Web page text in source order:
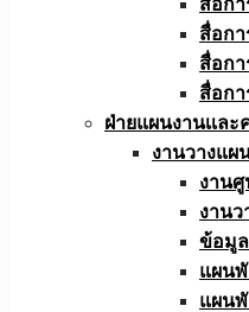
สื่อกา
สื่อกา
สื่อกา
สื่อกา
ฝ่ายแผนงานเเล
งานวางแผ
งาน
งาน
ข้อมู
แผน
แผน